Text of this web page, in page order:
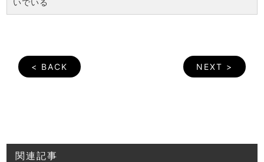
< BACK NEXT >
関連記事